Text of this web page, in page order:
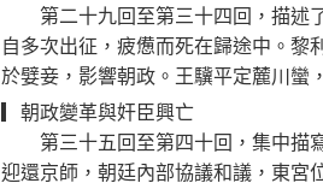
第二十九回至第三十四回，描述了
自多次出征，疲憊而死在歸途中。黎
於嬖妾，影響朝政。王驥平定麓川蠻
▎朝政變革與奸臣興亡
第三十五回至第四十回，集中描寫
迎還京師，朝廷內部協議和議，東宮